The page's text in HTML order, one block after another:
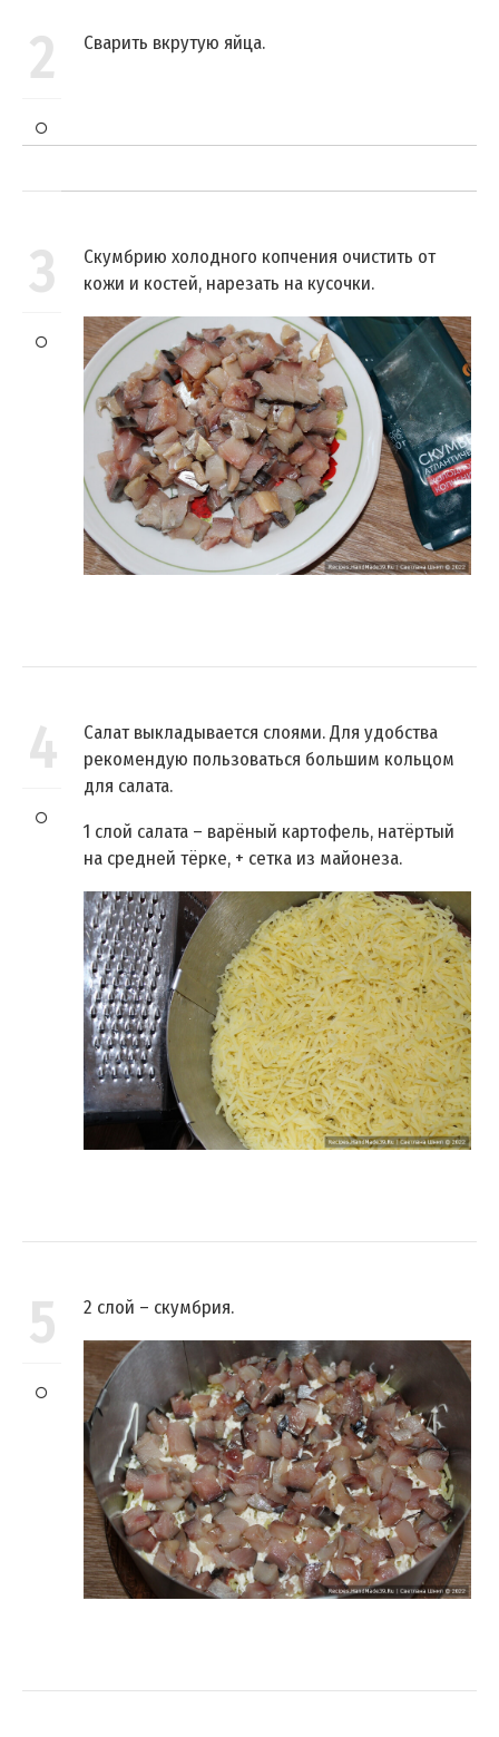
2 Сварить вкрутую яйца.
3
Скумбрию холодного копчения очистить от
кожи и костей, нарезать на кусочки.
4
Салат выкладывается слоями. Для удобства
рекомендую пользоваться большим кольцом
для салата.
1 слой салата – варёный картофель, натёртый
на средней тёрке, + сетка из майонеза.
5 2 слой – скумбрия.